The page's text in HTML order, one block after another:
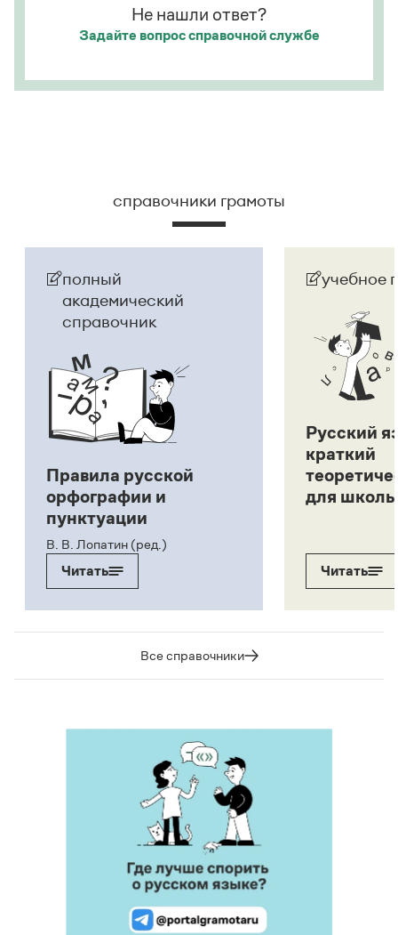
Не нашли ответ?
Задайте вопроссправочной службе
справочники грамоты
полный
академический
справочник
Правила русской
орфографии и
пунктуации
В. В. Лопатин (ред.)
Читать
учебное
Русский
краткий
для
Читать
Все справочники